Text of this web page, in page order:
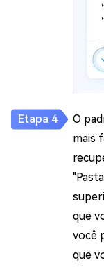
O
mais
que
você
que